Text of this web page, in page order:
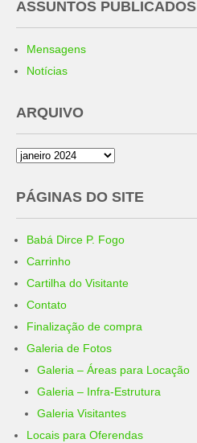
ASSUNTOS PUBLICADOS
Mensagens
Notícias
ARQUIVO
Arquivo
PÁGINAS DO SITE
Babá Dirce P. Fogo
Carrinho
Cartilha do Visitante
Contato
Finalização de compra
Galeria de Fotos
Galeria – Áreas para Locação
Galeria – Infra-Estrutura
Galeria Visitantes
Locais para Oferendas